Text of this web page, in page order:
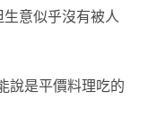
生意似乎沒有被人
說是平價料理吃的